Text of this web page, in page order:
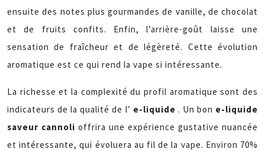
ensuite des notes plus gourmandes de vanille, de chocolat
et de fruits confits. Enfin, l’arrière-goût laisse une
sensation de fraîcheur et de légèreté. Cette évolution
aromatique est ce qui rend la vape si intéressante.
La richesse et la complexité du profil aromatique sont des
indicateurs de la qualité de l’ e-liquide . Un bon e-liquide
saveur cannoli offrira une expérience gustative nuancée
et intéressante, qui évoluera au fil de la vape. Environ 70%